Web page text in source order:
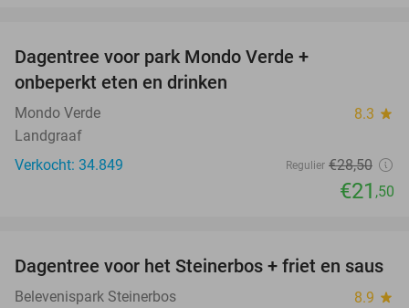
Dagentree voor park Mondo Verde +
onbeperkt eten en drinken
Mondo Verde 8.3 star
Landgraaf
Verkocht: 34.849
Regulier €28,50
€21 ,50
37%
Dagentree voor het Steinerbos + friet en saus
Belevenispark Steinerbos 8.9 star